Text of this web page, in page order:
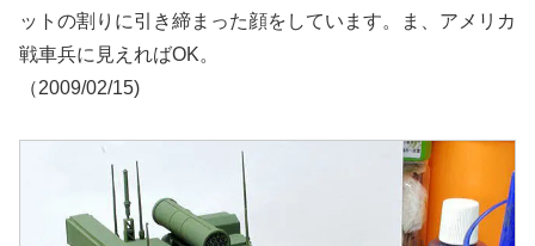
ットの割りに引き締まった顔をしています。ま、アメリカ
戦車兵に見えればOK。
（2009/02/15)